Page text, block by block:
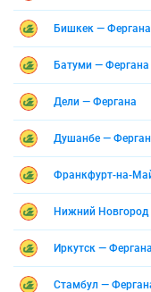
Бишкек — Фергана
Батуми — Фергана
Дели — Фергана
Душанбе —
Франкфурт-на-
Нижний Новгород
Иркутск — Фергана
Стамбул —